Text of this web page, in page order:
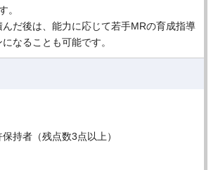
。
だ後は、能力に応じて若手MRの育成指導
なることも可能です。
持者（残点数3点以上）